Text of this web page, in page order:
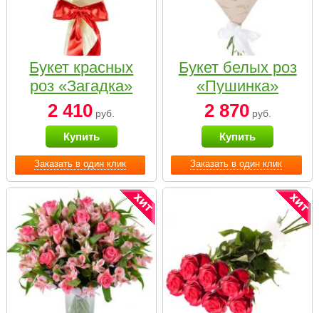
Заказать в один клик
Букет красных
роз «Загадка»
2 410 руб.
Купить
Заказать в один клик
Букет белых роз
«Пушинка»
2 870руб.
Купить